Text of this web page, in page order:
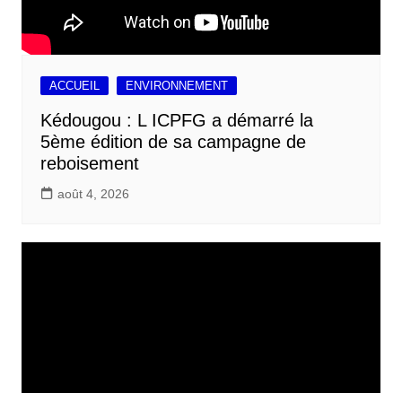
ACCUEIL ENVIRONNEMENT
Kédougou : L ICPFG a démarré la
5ème édition de sa campagne de
reboisement
août 4, 2026